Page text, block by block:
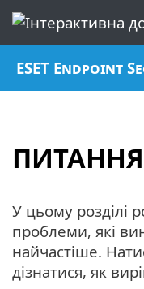
ESET Endpoint
У цьому розділі
проблеми, які
найчастіше.
дізнатися, як